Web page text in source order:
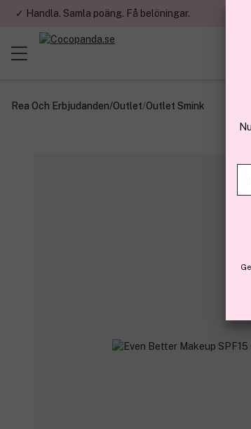
✓ Handla. Samla poäng. Få belöningar.
Rea Och Erbjudanden/Outlet/Outlet Smink